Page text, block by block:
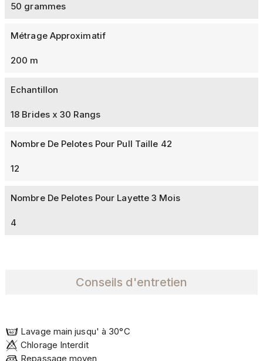
50 grammes
Métrage Approximatif
200 m
Echantillon
18 Brides x 30 Rangs
Nombre De Pelotes Pour Pull Taille 42
12
Nombre De Pelotes Pour Layette 3 Mois
4
Conseils d'entretien
Lavage main jusqu' à 30°C
Chlorage Interdit
Repassage moyen